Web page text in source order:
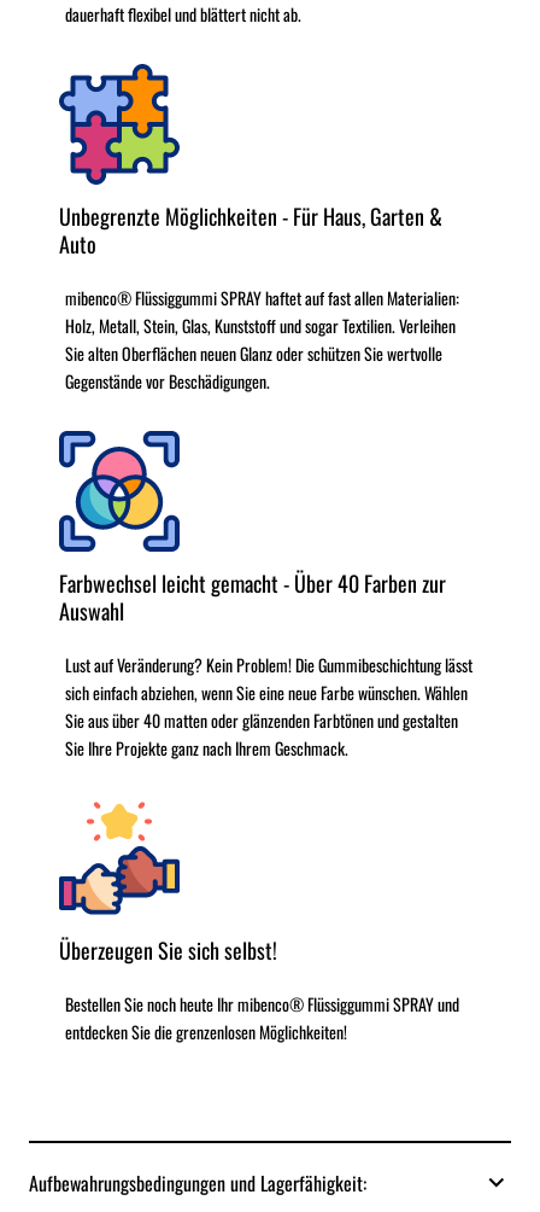
dauerhaft flexibel und blättert nicht ab.
Unbegrenzte Möglichkeiten - Für Haus, Garten &
Auto
mibenco® Flüssiggummi SPRAY haftet auf fast allen Materialien:
Holz, Metall, Stein, Glas, Kunststoff und sogar Textilien. Verleihen
Sie alten Oberflächen neuen Glanz oder schützen Sie wertvolle
Gegenstände vor Beschädigungen.
Farbwechsel leicht gemacht - Über 40 Farben zur
Auswahl
Lust auf Veränderung? Kein Problem! Die Gummibeschichtung lässt
sich einfach abziehen, wenn Sie eine neue Farbe wünschen. Wählen
Sie aus über 40 matten oder glänzenden Farbtönen und gestalten
Sie Ihre Projekte ganz nach Ihrem Geschmack.
Überzeugen Sie sich selbst!
Bestellen Sie noch heute Ihr mibenco® Flüssiggummi SPRAY und
entdecken Sie die grenzenlosen Möglichkeiten!
Aufbewahrungsbedingungen und Lagerfähigkeit: